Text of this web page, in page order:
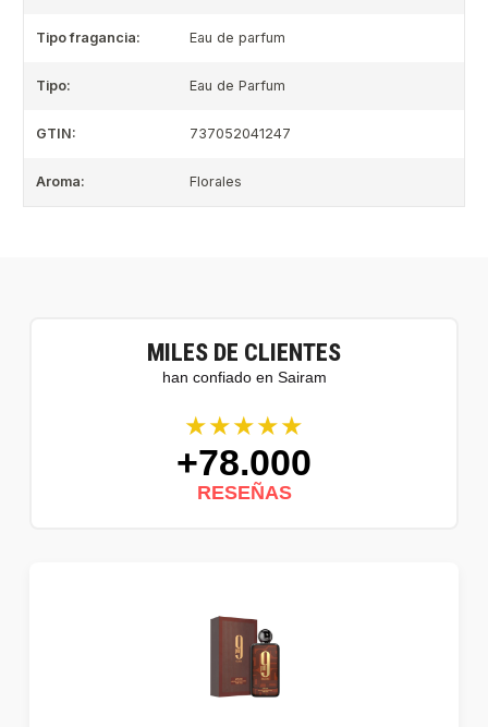
Tipo fragancia: Eau de parfum
Tipo: Eau de Parfum
GTIN: 737052041247
Aroma: Florales
MILES DE CLIENTES
han confiado en Sairam
★★★★★
+78.000
RESEÑAS